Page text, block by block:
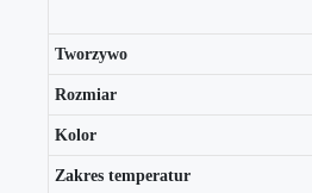
Tworzywo
Rozmiar
Kolor
Zakres temperatur